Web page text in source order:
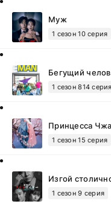
Муж
1 сезон 10 серия
Бегущий
1 сезон 814 серия
Принцесса
1 сезон 15 серия
1 сезон 9 серия